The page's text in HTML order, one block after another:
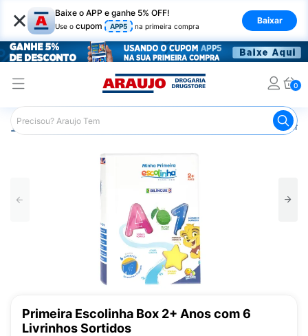
× Baixe o APP e ganhe 5% OFF!
Use o cupom APP5 na primeira compra
Baixar
0
Araujo Mercado Primeira
Primeira Escolinha Box 2+ Anos com 6
Livrinhos Sortidos